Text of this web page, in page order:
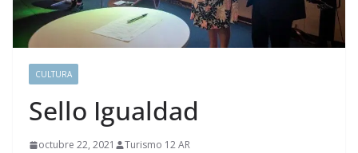
CULTURA
Sello Igualdad
octubre 22, 2021 Turismo 12 AR